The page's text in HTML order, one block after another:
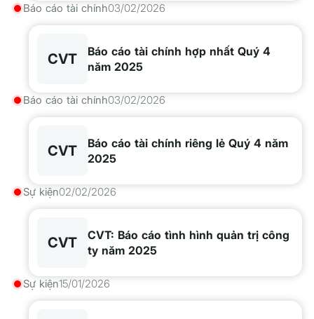
Báo cáo tài chính03/02/2026
CVT
Báo cáo tài chính hợp nhất Quý 4
năm 2025
Báo cáo tài chính03/02/2026
CVT
Báo cáo tài chính riêng lẻ Quý 4 năm
2025
Sự kiện02/02/2026
CVT
CVT: Báo cáo tình hình quản trị công
ty năm 2025
Sự kiện15/01/2026